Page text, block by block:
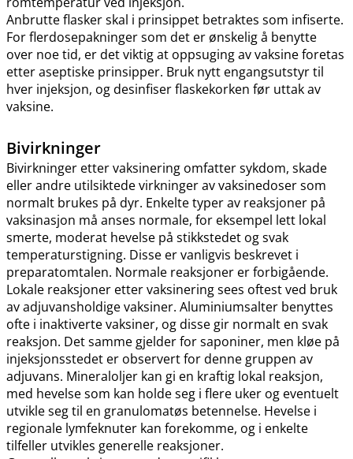
Anbrutte flasker skal i prinsippet betraktes som infiserte.
For flerdosepakninger som det er ønskelig å benytte
over noe tid, er det viktig at oppsuging av vaksine foretas
etter aseptiske prinsipper. Bruk nytt engangsutstyr til
hver injeksjon, og desinfiser flaskekorken før uttak av
vaksine.
Bivirkninger
Bivirkninger etter vaksinering omfatter sykdom, skade
eller andre utilsiktede virkninger av vaksinedoser som
normalt brukes på dyr. Enkelte typer av reaksjoner på
vaksinasjon må anses normale, for eksempel lett lokal
smerte, moderat hevelse på stikkstedet og svak
temperaturstigning. Disse er vanligvis beskrevet i
preparatomtalen. Normale reaksjoner er forbigående.
Lokale reaksjoner etter vaksinering sees oftest ved bruk
av adjuvansholdige vaksiner. Aluminiumsalter benyttes
ofte i inaktiverte vaksiner, og disse gir normalt en svak
reaksjon. Det samme gjelder for saponiner, men kløe på
injeksjonsstedet er observert for denne gruppen av
adjuvans. Mineraloljer kan gi en kraftig lokal reaksjon,
med hevelse som kan holde seg i flere uker og eventuelt
utvikle seg til en granulomatøs betennelse. Hevelse i
regionale lymfeknuter kan forekomme, og i enkelte
tilfeller utvikles generelle reaksjoner.